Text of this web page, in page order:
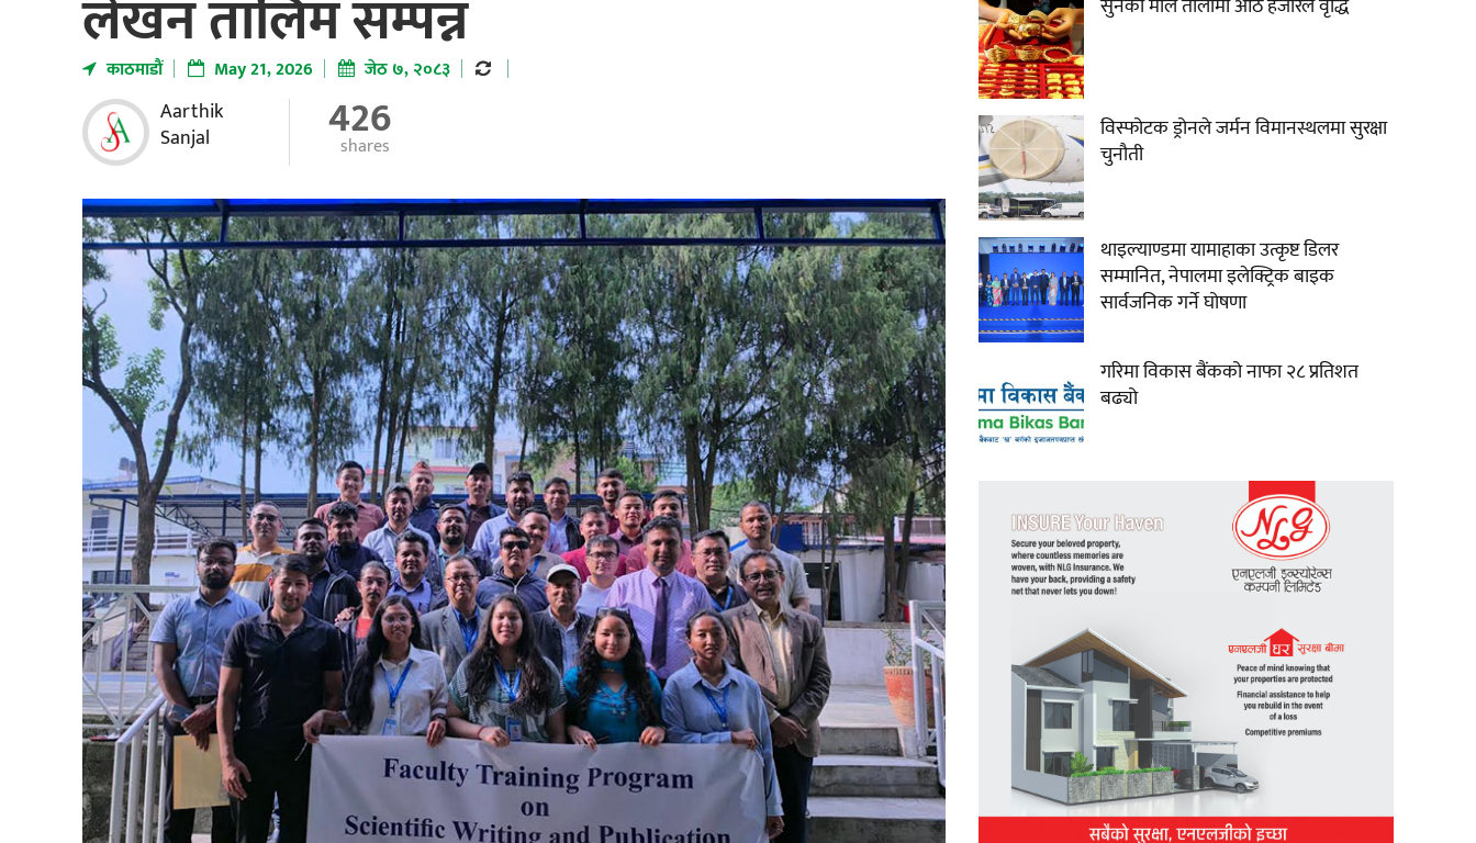
लेखन तालिम सम्पन्न
काठमाडाैं May 21, 2026 जेठ ७, २०८३
Aarthik
Sanjal
426
shares
सुनको मोल तोलामा आठ हजारले वृद्धि
विस्फोटक ड्रोनले जर्मन विमानस्थलमा सुरक्षा
चुनौती
थाइल्याण्डमा यामाहाका उत्कृष्ट डिलर
सम्मानित, नेपालमा इलेक्ट्रिक बाइक
सार्वजनिक गर्ने घोषणा
गरिमा विकास बैंकको नाफा २८ प्रतिशत
बढ्यो